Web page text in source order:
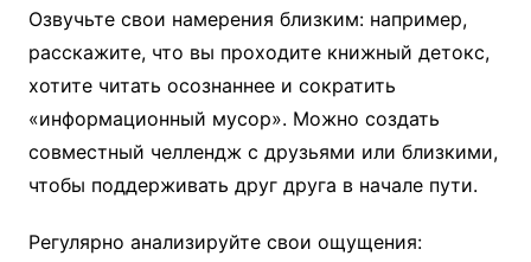
Озвучьте свои намерения близким: например,
расскажите, что вы проходите книжный детокс,
хотите читать осознаннее и сократить
«информационный мусор». Можно создать
совместный челлендж с друзьями или близкими,
чтобы поддерживать друг друга в начале пути.
Регулярно анализируйте свои ощущения: